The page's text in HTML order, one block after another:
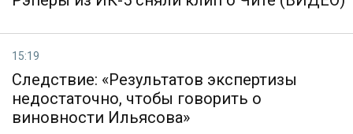
15:19
Следствие: «Результатов экспертизы
недостаточно, чтобы говорить о
виновности Ильясова»